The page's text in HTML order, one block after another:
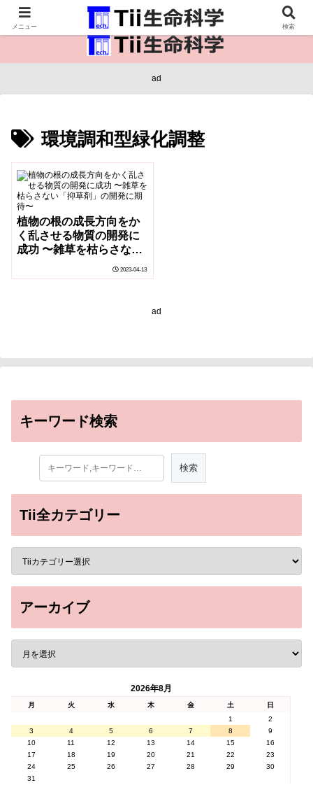
医療保健・生命・生物の情報インフラ。
ad
環境調和型緑化調整
植物の根の成長方向をか
く乱させる物質の開発に
成功 〜雑草を枯らさない
「抑草剤」の開発に期
待〜
2023-04-13
ad
キーワード検索
Tii全カテゴリー
アーカイブ
2026年8月
月 火 水 木 金 土
日
1
2
3
4 5 6 7 8
9
10
11 12 13 14 15
16
17
18 19 20 21 22
23
24
25 26 27 28 29
30
31
メニュー 検索